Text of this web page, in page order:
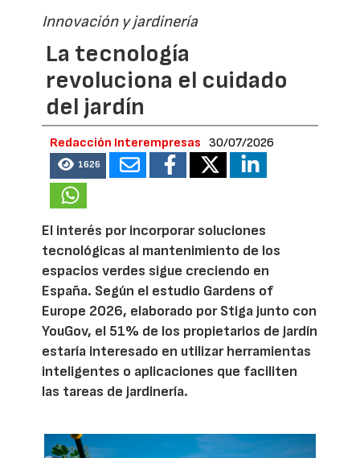
Innovación y jardinería
La tecnología
revoluciona el cuidado
del jardín
Redacción Interempresas 30/07/2026
1626
El interés por incorporar soluciones
tecnológicas al mantenimiento de los
espacios verdes sigue creciendo en
España. Según el estudio Gardens of
Europe 2026, elaborado por Stiga junto con
YouGov, el 51% de los propietarios de jardín
estaría interesado en utilizar herramientas
inteligentes o aplicaciones que faciliten
las tareas de jardinería.